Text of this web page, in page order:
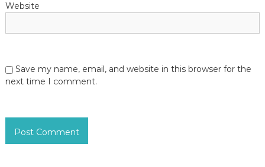
Website
Save my name, email, and website in this browser for the
next time I comment.